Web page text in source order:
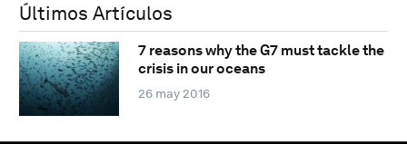
Últimos Artículos
7 reasons why the G7 must tackle the
crisis in our oceans
26 may 2016